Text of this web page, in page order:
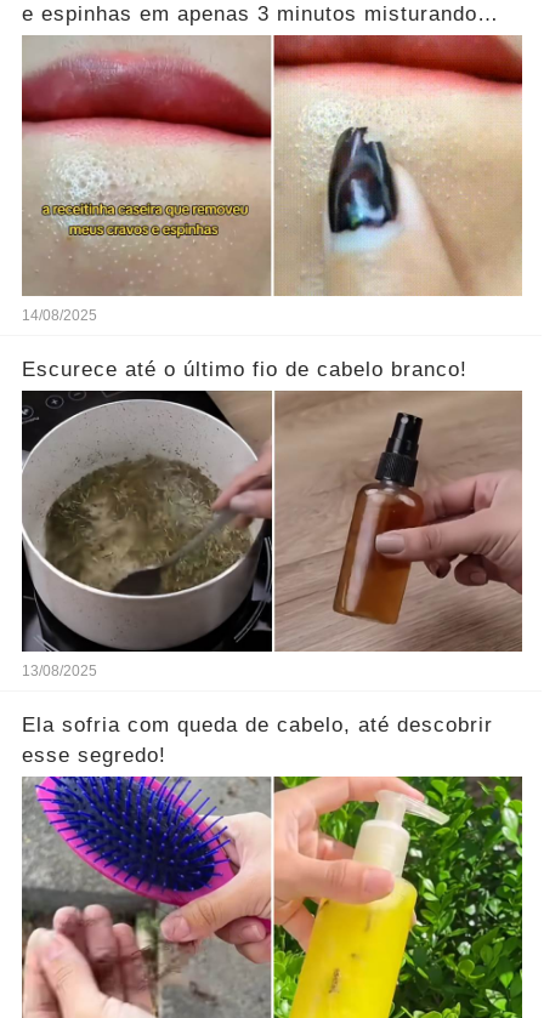
e espinhas em apenas 3 minutos misturando
apenas esses ingredientes.
14/08/2025
Escurece até o último fio de cabelo branco!
13/08/2025
Ela sofria com queda de cabelo, até descobrir
esse segredo!